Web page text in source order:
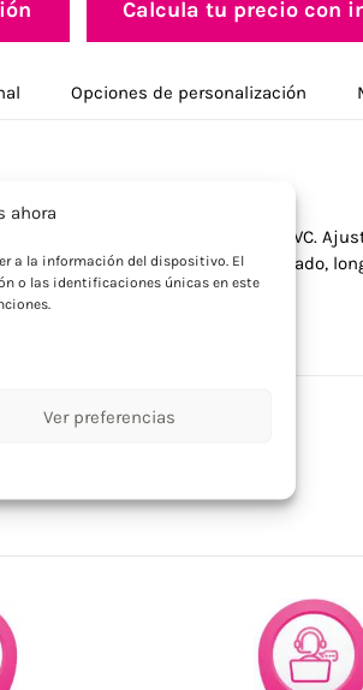
ahora
a la información del dispositivo. El
o las identificaciones únicas en este
Ver preferencias
Calcula tu precio con
Opciones de personalización
, almohadilla antideslizante de PVC.
al tamaño. Cable USB A integrado,